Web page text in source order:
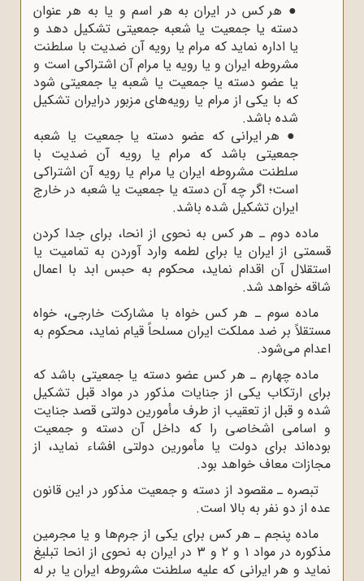
● هر کس در ایران به هر اسم و یا به هر عنوان
دسته یا جمعیت یا شعبه جمعیتی تشکیل دهد و
یا اداره نماید که مرام یا رویه آن ضدیت با سلطنت
مشروطه ایران و یا رویه یا مرام آن اشتراکی است و
یا عضو دسته یا جمعیت یا شعبه یا جمعیتی شود
که با یکی از مرام یا رویه‌های مزبور درایران تشکیل
شده باشد.
● هر ایرانی که عضو دسته یا جمعیت یا شعبه
جمعیتی باشد که مرام یا رویه آن ضدیت با
سلطنت مشروطه ایران یا مرام یا رویه آن اشتراکی
است؛ اگر چه آن دسته یا جمعیت یا شعبه در خارج
ایران تشکیل شده باشد.
ماده دوم ـ هر کس به نحوی از انحا، برای جدا کردن
قسمتی از ایران یا برای لطمه وارد آوردن به تمامیت یا
استقلال آن اقدام نماید، محکوم به حبس ابد با اعمال
شاقه خواهد شد.
ماده سوم ـ هر کس خواه با مشارکت خارجی، خواه
مستقلاً بر ضد مملکت ایران مسلحاً قیام نماید، محکوم به
اعدام می‌شود.
ماده چهارم ـ هر کس عضو دسته یا جمعیتی باشد که
برای ارتکاب یکی از جنایات مذکور در مواد قبل تشکیل
شده و قبل از تعقیب از طرف ‌مأمورین دولتی قصد جنایت
و اسامی اشخاصی را که داخل آن دسته و جمعیت
بوده‌اند برای دولت یا مأمورین دولتی افشاء نماید، از
مجازات معاف‌ خواهد بود.
تبصره ـ مقصود از دسته و جمعیت مذکور در این قانون
عده از دو نفر به بالا است.
ماده پنجم ـ هر کس برای یکی از جرم‌ها و یا مجرمین
مذکوره در مواد ۱ و ۲ و ۳ در ایران به نحوی از انحا تبلیغ
نماید و هر ایرانی که علیه ‌سلطنت مشروطه ایران یا بر له